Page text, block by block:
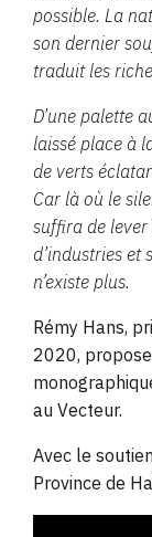
possible. La
son dernier
traduit les
D’une palette
laissé place à
de verts
Car là où le
suffira de
d’industries et
n’existe plus.
Rémy Hans,
2020,
au Vecteur.
Avec le
Province de